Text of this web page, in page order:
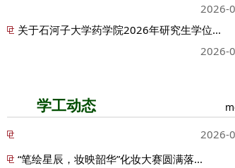
2026-
关于石河子大学药学院2026年研究生学位...
2026-
学工动态
2026-
“笔绘星辰，妆映韶华”化妆大赛圆满落...